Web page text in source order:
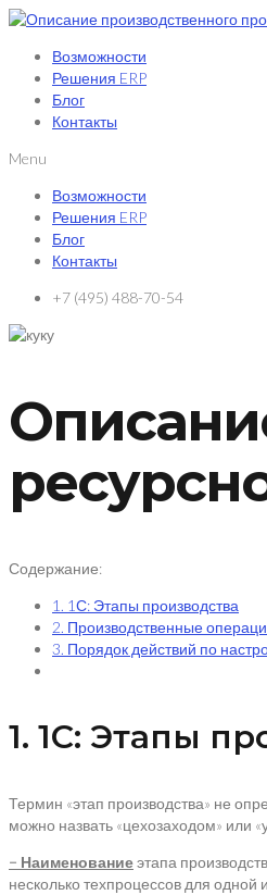
Возможности
Решения ERP
Блог
Контакты
Menu
Возможности
Решения ERP
Блог
Контакты
+7 (495) 488-70-54
Содержание:
1. 1С: Этапы производства
2. Производственные
3. Порядок действий по
1. 1С: Этапы
Термин «этап производства» не
можно назвать «цехозаходом» или
– Наименованиеэтапа
несколько техпроцессов для